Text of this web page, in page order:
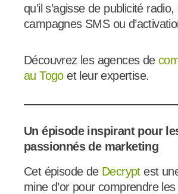
qu’il s’agisse de publicité radio,
campagnes SMS ou
Découvrez les agences de
au Togoet leur expertise.
Un épisode inspirant pour
passionnés de marketing
Cet épisode de Decryptest
mine d’or pour comprendre